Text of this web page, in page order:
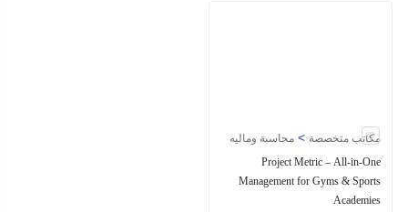
مكاتب متخصصة > محاسبة وماليه
Project Metric – All-in-One
Management for Gyms & Sports
Academies